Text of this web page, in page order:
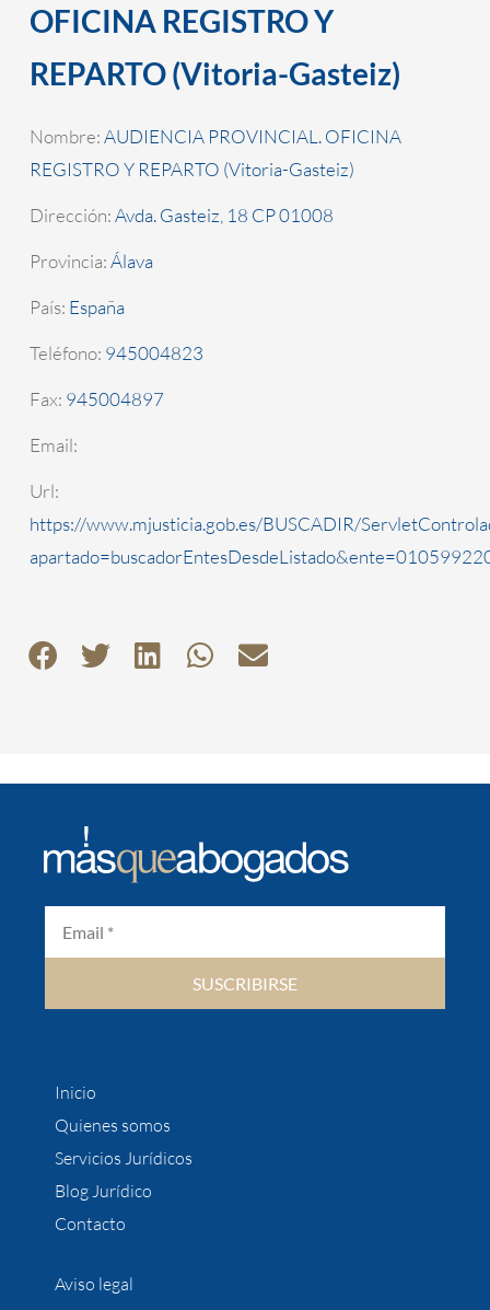
OFICINA REGISTRO Y
REPARTO (Vitoria-Gasteiz)
Nombre:AUDIENCIA PROVINCIAL. OFICINA
REGISTRO Y REPARTO (Vitoria-Gasteiz)
Dirección:Avda. Gasteiz, 18 CP 01008
Provincia:Álava
País: España
Teléfono: 945004823
Fax: 945004897
Email:
Url:
https://www.mjusticia.gob.es/BUSCADIR/
SUSCRIBIRSE
Inicio
Quienes somos
Servicios Jurídicos
Blog Jurídico
Contacto
Aviso legal